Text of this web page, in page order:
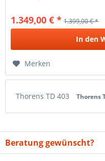
1.349,00 € * 1.399,00 € *
In den
Merken
Thorens TD 403 Thorens
Beratung gewünscht?